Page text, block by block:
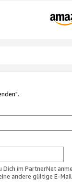
Dich im PartnerNet
andere gültige E-